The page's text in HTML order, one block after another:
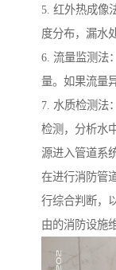
5. 红外热成像
度分布，漏水
6. 流量监测法
量。如果流量
7. 水质检测法
检测，分析水
源进入管道系
在进行消防管
行综合判断，
由的消防设施